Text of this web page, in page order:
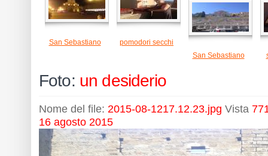
San Sebastiano
pomodori secchi
San Sebastiano
Foto: un desiderio
Nome del file: 2015-08-1217.12.23.jpg Vista
16 agosto 2015